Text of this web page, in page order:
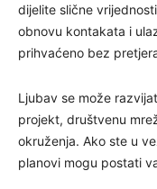
dijelite slične
obnovu kontakata i
prihvaćeno bez
Ljubav se može
projekt, društvenu
okruženja. Ako ste u
planovi mogu postati